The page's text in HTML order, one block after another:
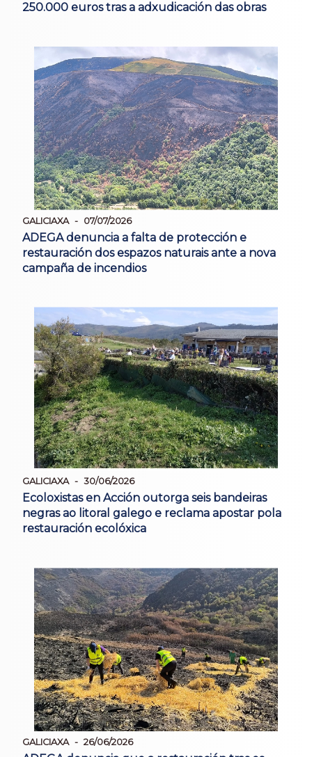
250.000 euros tras a adxudicación das obras
GALICIAXA 07/07/2026
ADEGA denuncia a falta de protección e
restauración dos espazos naturais ante a nova
campaña de incendios
GALICIAXA 30/06/2026
Ecoloxistas en Acción outorga seis bandeiras
negras ao litoral galego e reclama apostar pola
restauración ecolóxica
GALICIAXA 26/06/2026